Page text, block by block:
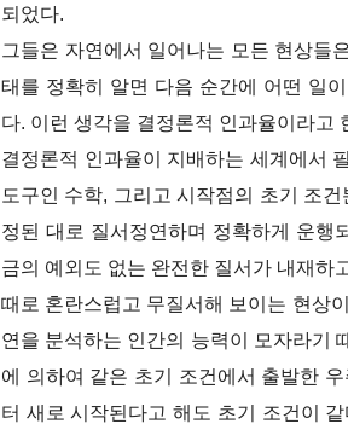
되었다.
그들은 자연에서 일어나는 모든 현상들
태를 정확히 알면 다음 순간에 어떤 일
다. 이런 생각을 결정론적 인과율이라고
결정론적 인과율이 지배하는 세계에서
도구인 수학, 그리고 시작점의 초기 조
정된 대로 질서정연하며 정확하게 운행
금의 예외도 없는 완전한 질서가 내재하
때로 혼란스럽고 무질서해 보이는 현상
연을 분석하는 인간의 능력이 모자라기
에 의하여 같은 초기 조건에서 출발한
터 새로 시작된다고 해도 초기 조건이